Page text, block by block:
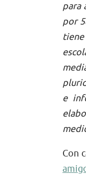
para
por
e
Con